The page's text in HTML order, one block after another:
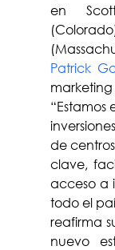
en
Patrick
de
clave,
acceso a
todo el
reafirma
nuevo